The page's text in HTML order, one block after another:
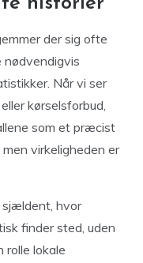
der sig ofte
nødvendigvis
Når vi ser
kørselsforbud,
som et præcist
virkeligheden er
sjældent, hvor
finder sted, uden
rolle lokale